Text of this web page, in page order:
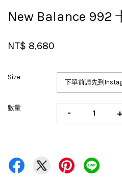
New Balance 992
NT$ 8,680
Size
數量 - +